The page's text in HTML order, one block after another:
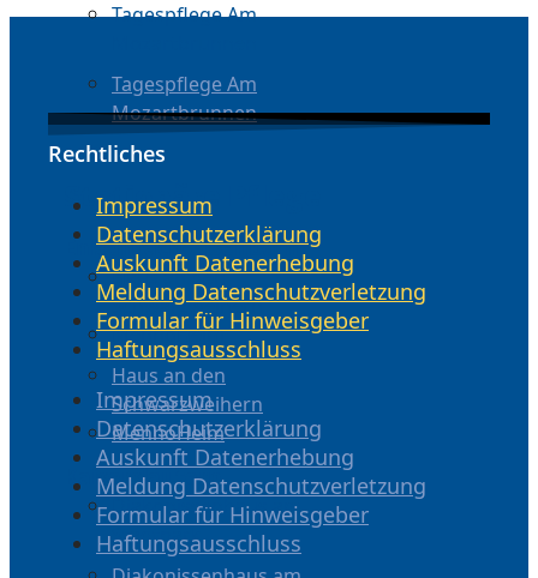
Tagespflege Am
Tagespflege Am
Mozartbrunnen
Stationäre Pflege
Enkenbach-Alsenborn
Haus an den
Schwarzweihern
MennoHeim
Haus an den
Schwarzweihern
MennoHeim
Kaiserslautern
Diakonissenhaus am
Stadtpark
Rechtliches
Impressum
Datenschutzerklärung
Auskunft Datenerhebung
Meldung Datenschutzverletzung
Formular für Hinweisgeber
Haftungsausschluss
Impressum
Datenschutzerklärung
Auskunft Datenerhebung
Meldung Datenschutzverletzung
Formular für Hinweisgeber
Haftungsausschluss